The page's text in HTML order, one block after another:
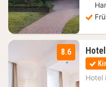
8.6
Hotel